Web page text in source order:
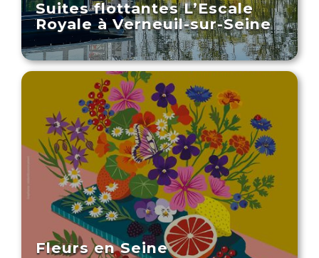
Suites flottantes L’Escale
Royale à Verneuil-sur-Seine
Fleurs en Seine